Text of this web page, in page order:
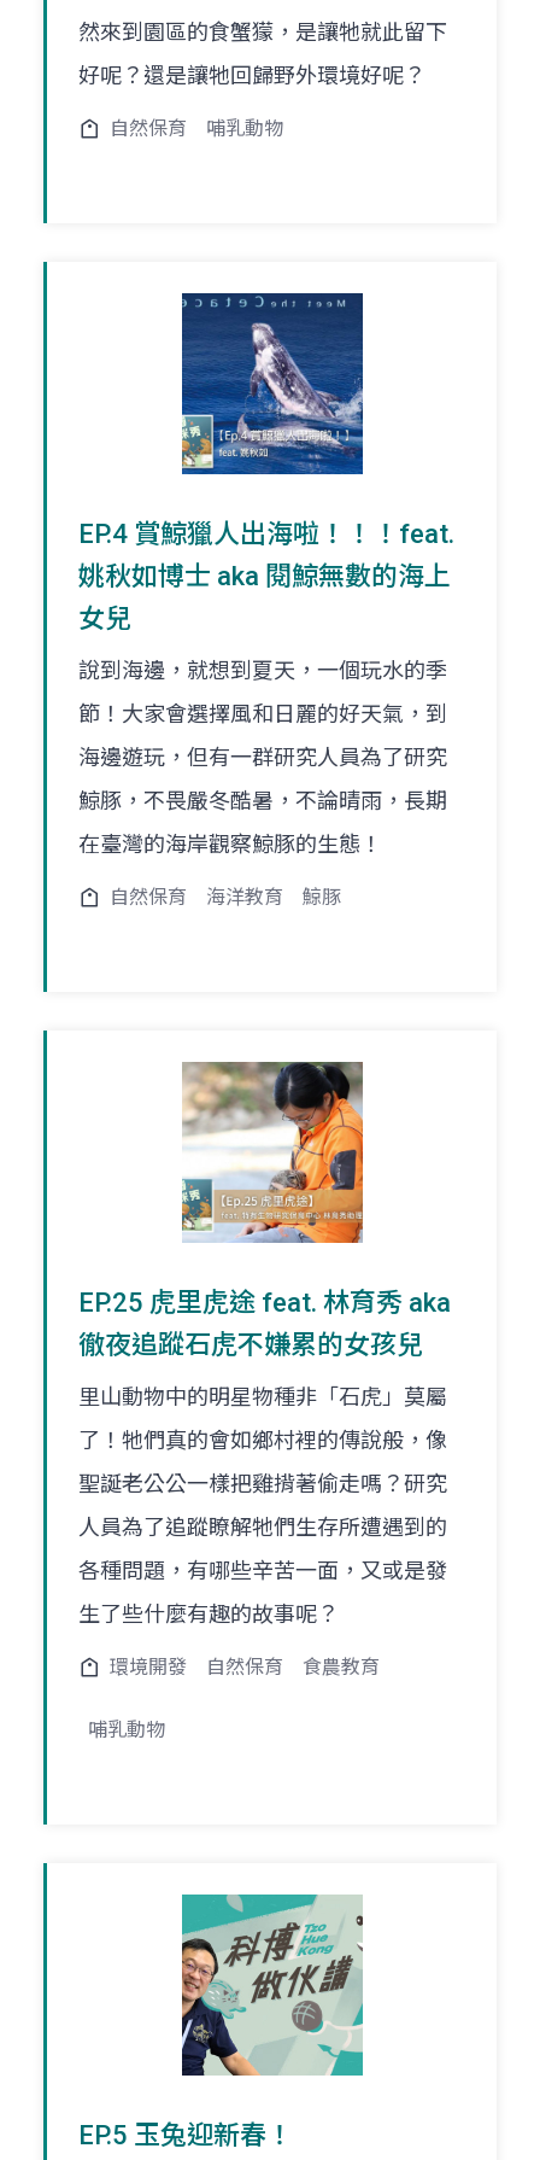
然來到園區的食蟹獴，是讓牠就此留下
好呢？還是讓牠回歸野外環境好呢？
自然保育 哺乳動物
EP.4 賞鯨獵人出海啦！！！feat.
姚秋如博士 aka 閱鯨無數的海上
女兒
說到海邊，就想到夏天，一個玩水的季
節！大家會選擇風和日麗的好天氣，到
海邊遊玩，但有一群研究人員為了研究
鯨豚，不畏嚴冬酷暑，不論晴雨，長期
在臺灣的海岸觀察鯨豚的生態！
自然保育 海洋教育 鯨豚
EP.25 虎里虎途 feat. 林育秀 aka
徹夜追蹤石虎不嫌累的女孩兒
里山動物中的明星物種非「石虎」莫屬
了！牠們真的會如鄉村裡的傳說般，像
聖誕老公公一樣把雞揹著偷走嗎？研究
人員為了追蹤瞭解牠們生存所遭遇到的
各種問題，有哪些辛苦一面，又或是發
生了些什麼有趣的故事呢？
環境開發 自然保育 食農教育
哺乳動物
EP.5 玉兔迎新春！